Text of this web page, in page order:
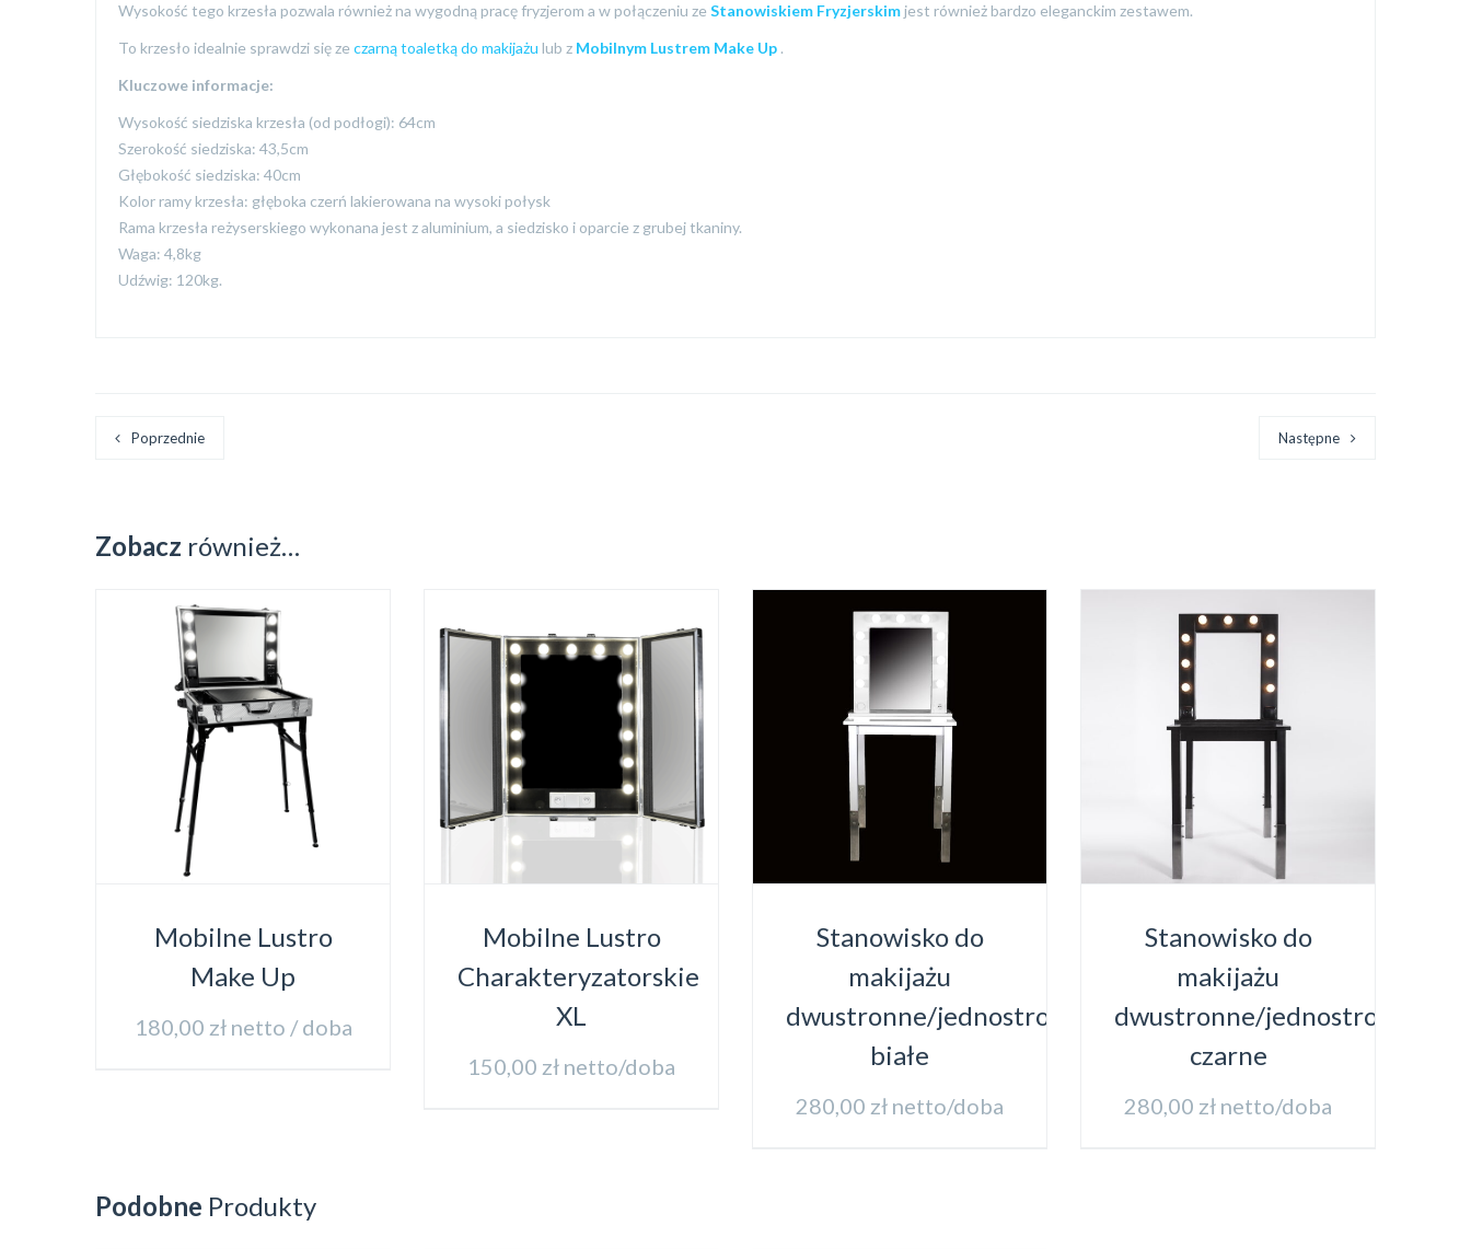
Wysokość tego krzesła pozwala również na wygodną pracę fryzjerom a w połączeniu ze Stanowiskiem Fryzjerskim jest również bardzo eleganckim zestawem.
To krzesło idealnie sprawdzi się ze czarną toaletką do makijażu lub z Mobilnym Lustrem Make Up .
Kluczowe informacje:
Wysokość siedziska krzesła (od podłogi): 64cm
Szerokość siedziska: 43,5cm
Głębokość siedziska: 40cm
Kolor ramy krzesła: głęboka czerń lakierowana na wysoki połysk
Rama krzesła reżyserskiego wykonana jest z aluminium, a siedzisko i oparcie z grubej tkaniny.
Waga: 4,8kg
Udźwig: 120kg.
Poprzednie Następne
Zobacz również…
Mobilne Lustro
Make Up
180,00 zł netto / doba
Mobilne Lustro
Charakteryzatorskie
XL
150,00 zł netto/doba
Stanowisko do
makijażu
dwustronne/jednostronne
białe
280,00 zł netto/doba
Stanowisko do
makijażu
dwustronne/jednostronne
czarne
280,00 zł netto/doba
Podobne Produkty